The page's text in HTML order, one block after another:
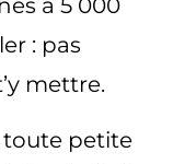
à 5 000
: pas
mettre.
toute petite